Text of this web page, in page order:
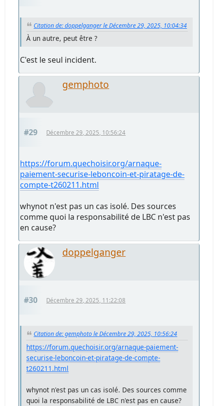
Citation de: doppelganger le Décembre 29, 2025, 10:04:34
À un autre, peut être ?
C'est le seul incident.
gemphoto
#29 Décembre 29, 2025, 10:56:24
https://forum.quechoisir.org/arnaque-
paiement-securise-leboncoin-et-piratage-de-
compte-t260211.html
whynot n'est pas un cas isolé. Des sources
comme quoi la responsabilité de LBC n'est pas
en cause?
doppelganger
#30 Décembre 29, 2025, 11:22:08
Citation de: gemphoto le Décembre 29, 2025, 10:56:24
https://forum.quechoisir.org/arnaque-paiement-
securise-leboncoin-et-piratage-de-compte-
t260211.html
whynot n'est pas un cas isolé. Des sources comme
quoi la responsabilité de LBC n'est pas en cause?